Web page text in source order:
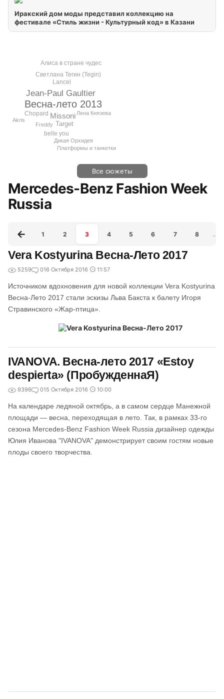
Иракский дом моды представил коллекцию на
фестивале «Стиль жизни - Культурный код» в Казани
Весна-лето 2013
Jean-Paul Gaultier
Missoni
Target
Lancel
Светлана Тегин (Tegin)
belle you
Chopard
Алиса в стране чудес
Дикая Орхидея
Freddy
Лена Князева
Akris
Платформы и танкетки
Все сюжеты
Mercedes-Benz Fashion Week
Russia
1 2 3 4 5 6 7 8 …
Vera Kostyurina Весна-Лето 2017
5259 016 Октября 2016 11:57
Источником вдохновения для новой коллекции Vera Kostyurina
Весна-Лето 2017 стали эскизы Льва Бакста к балету Игоря
Стравинского «Жар-птица».
IVANOVA. Весна-лето 2017 «Estoy
despierta» (ПробужденнаЯ)
9396 015 Октября 2016 10:00
На календаре ледяной октябрь, а в самом сердце Манежной
площади — весна, переходящая в лето. Так, в рамках 33-го
сезона Mercedes-Benz Fashion Week Russia дизайнер одежды
Юлия Иванова "IVANOVA" демонстрирует своим гостям новые
плоды своего творчества.